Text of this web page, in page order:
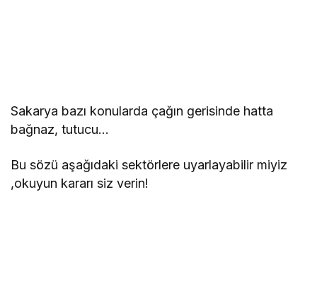
Sakarya bazı konularda çağın gerisinde hatta
bağnaz, tutucu…
Bu sözü aşağıdaki sektörlere uyarlayabilir miyiz
,okuyun kararı siz verin!